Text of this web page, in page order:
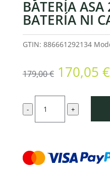
BATERÍA ASA
BATERÍA NI
GTIN: 886661292134
179,00€ El
precio
original
era:
179,00
170,05 €
-
batería
ASA
+